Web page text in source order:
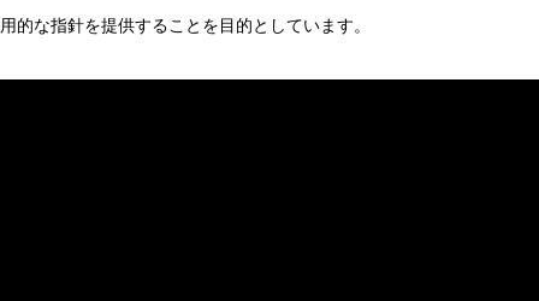
用的な指針を提供することを目的としています。